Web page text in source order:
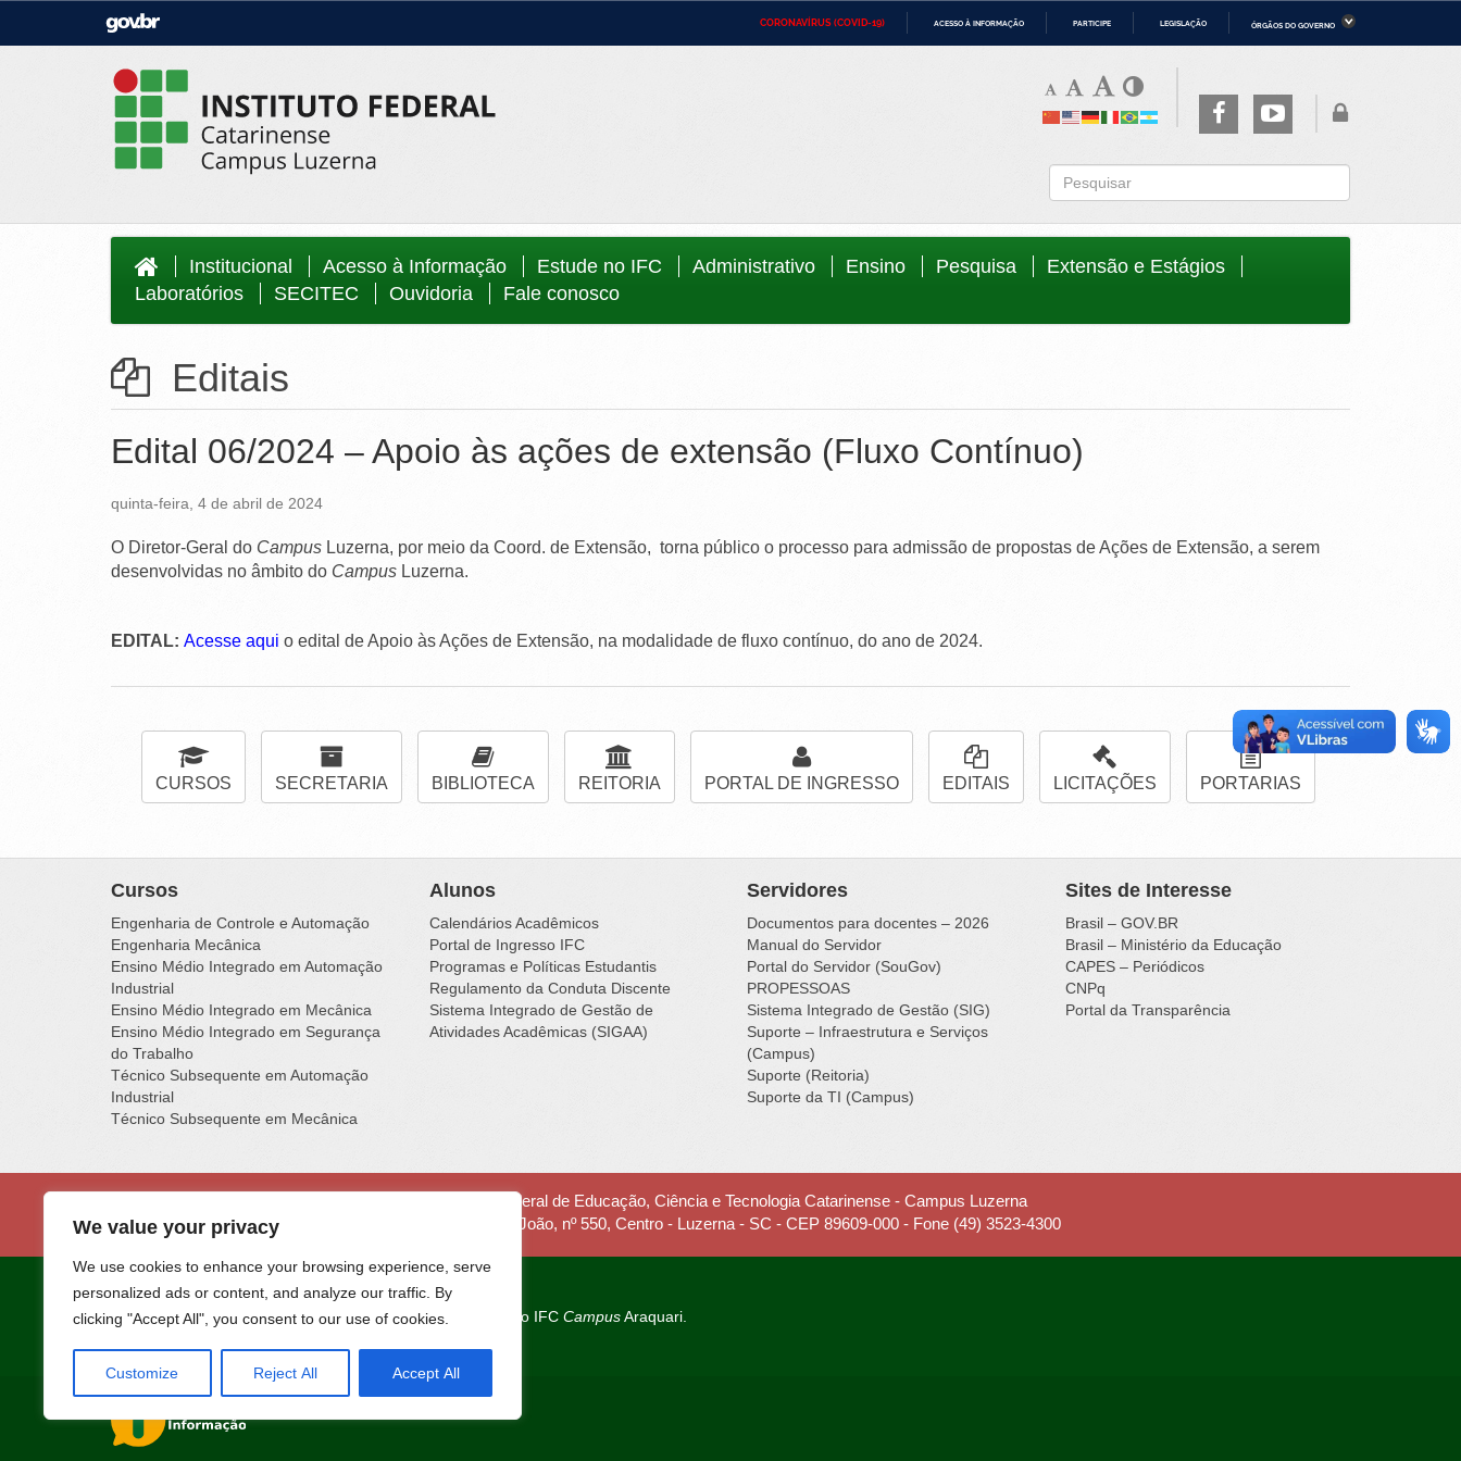
We value your privacy
We use cookies to enhance your browsing experience, serve
personalized ads or content, and analyze our traffic. By
clicking "Accept All", you consent to our use of cookies.
Customize Reject All Accept All
CORONAVÍRUS (COVID-19) ACESSO À INFORMAÇÃO PARTICIPE LEGISLAÇÃO
ÓRGÃOS DO GOVERNO
Casa Civil
Ministério da Infraestrutura
Ministério da Agricultura, Pecuária e
Abastecimento
Inovações e Comunicações
Ministério do Meio Ambiente Ministério do Turismo Secretaria-Geral
Institucional Acesso à Informação Estude no IFC Administrativo Ensino Pesquisa
Extensão e Estágios
Laboratórios
SECITEC Ouvidoria Fale conosco
Editais
Edital 06/2024 – Apoio às ações de extensão (Fluxo Contínuo)
quinta-feira, 4 de abril de 2024
O Diretor-Geral do Campus Luzerna, por meio da Coord. de Extensão, torna público o processo para admissão de propostas de Ações de Extensão, a serem
desenvolvidas no âmbito do Campus Luzerna.
EDITAL: Acesse aqui o edital de Apoio às Ações de Extensão, na modalidade de fluxo contínuo, do ano de 2024.
CURSOS SECRETARIA BIBLIOTECA REITORIA PORTAL DE INGRESSO EDITAIS LICITAÇÕES PORTARIAS
Cursos
Engenharia de Controle e Automação
Engenharia Mecânica
Ensino Médio Integrado em Automação
Industrial
Ensino Médio Integrado em Mecânica
Ensino Médio Integrado em Segurança
do Trabalho
Técnico Subsequente em Automação
Industrial
Técnico Subsequente em Mecânica
Alunos
Calendários Acadêmicos
Portal de Ingresso IFC
Programas e Políticas Estudantis
Regulamento da Conduta Discente
Sistema Integrado de Gestão de
Atividades Acadêmicas (SIGAA)
Servidores
Documentos para docentes – 2026
Manual do Servidor
Portal do Servidor (SouGov)
PROPESSOAS
Sistema Integrado de Gestão (SIG)
Suporte – Infraestrutura e Serviços
(Campus)
Suporte (Reitoria)
Suporte da TI (Campus)
Sites de Interesse
Brasil – GOV.BR
Brasil – Ministério da Educação
CAPES – Periódicos
CNPq
Portal da Transparência
Instituto Federal de Educação, Ciência e Tecnologia Catarinense - Campus Luzerna
Rua Vigário Frei João, nº 550, Centro - Luzerna - SC - CEP 89609-000 - Fone (49) 3523-4300
Portal desenvolvido naFábrica de Software do IFCCampusAraquari.